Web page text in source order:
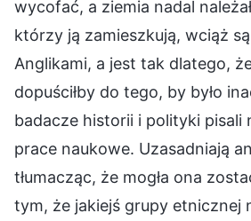
wycofać, a ziemia nadal
którzy ją zamieszkują, wciąż
Anglikami, a jest tak dlatego,
dopuściłby do tego, by było
badacze historii i polityki pisali
prace naukowe. Uzasadniają
tłumacząc, że mogła ona
tym, że jakiejś grupy etnicznej